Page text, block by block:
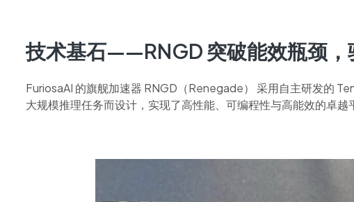
技术基石——RNGD 突破能效瓶颈，
FuriosaAI 的旗舰加速器 RNGD（Renegade） 采用自主研发的
大规模推理任务而设计，实现了高性能、可编程性与高能效的卓越